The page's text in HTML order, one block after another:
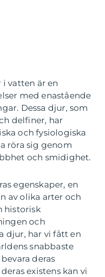
i vatten är en
med enastående
Dessa djur, som
delfiner, har
och fysiologiska
röra sig genom
och smidighet.
egenskaper, en
av olika arter och
historisk
och
djur, har vi fått en
snabbaste
deras
existens kan vi